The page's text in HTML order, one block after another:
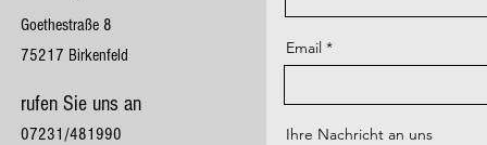
Goethestraße 8
75217 Birkenfeld
rufen Sie uns an
07231/481990
Email
Ihre Nachricht an uns